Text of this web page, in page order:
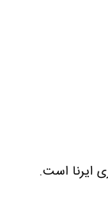
ایرنا است.